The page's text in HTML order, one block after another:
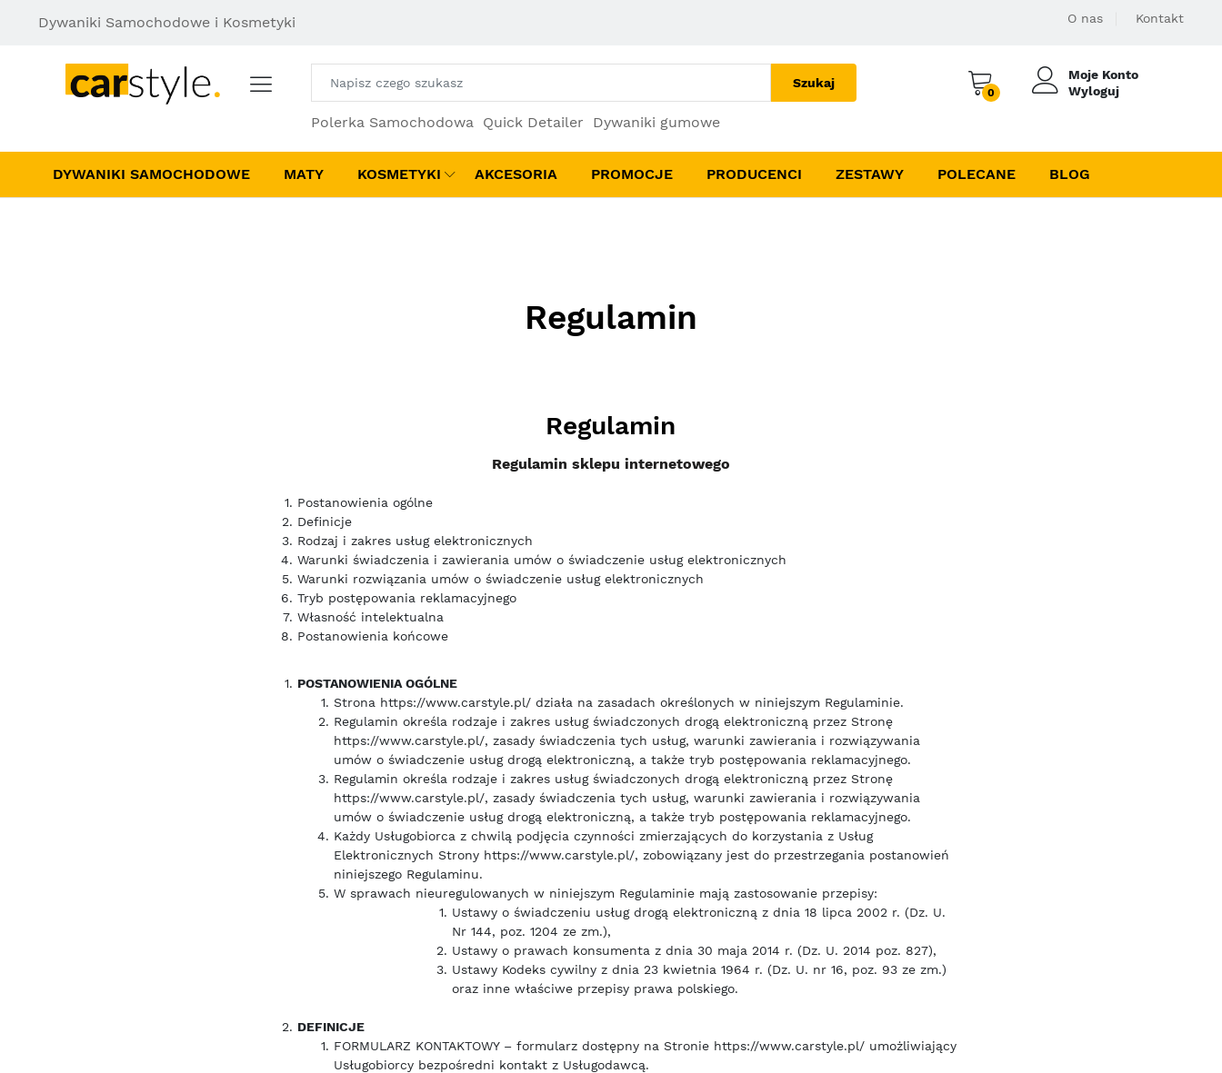
Dywaniki Samochodowe i Kosmetyki O nas Kontakt
Szukaj
Polerka Samochodowa Quick Detailer Dywaniki gumowe
0
Moje Konto
Wyloguj
DYWANIKI SAMOCHODOWE MATY KOSMETYKI AKCESORIA PROMOCJE PRODUCENCI ZESTAWY POLECANE BLOG
Regulamin
Regulamin
Regulamin sklepu internetowego
Postanowienia ogólne
Definicje
Rodzaj i zakres usług elektronicznych
Warunki świadczenia i zawierania umów o świadczenie usług elektronicznych
Warunki rozwiązania umów o świadczenie usług elektronicznych
Tryb postępowania reklamacyjnego
Własność intelektualna
Postanowienia końcowe
POSTANOWIENIA OGÓLNE
Strona https://www.carstyle.pl/ działa na zasadach określonych w niniejszym Regulaminie.
Regulamin określa rodzaje i zakres usług świadczonych drogą elektroniczną przez Stronę
https://www.carstyle.pl/, zasady świadczenia tych usług, warunki zawierania i rozwiązywania
umów o świadczenie usług drogą elektroniczną, a także tryb postępowania reklamacyjnego.
Regulamin określa rodzaje i zakres usług świadczonych drogą elektroniczną przez Stronę
https://www.carstyle.pl/, zasady świadczenia tych usług, warunki zawierania i rozwiązywania
umów o świadczenie usług drogą elektroniczną, a także tryb postępowania reklamacyjnego.
Każdy Usługobiorca z chwilą podjęcia czynności zmierzających do korzystania z Usług
Elektronicznych Strony https://www.carstyle.pl/, zobowiązany jest do przestrzegania postanowień
niniejszego Regulaminu.
W sprawach nieuregulowanych w niniejszym Regulaminie mają zastosowanie przepisy:
Ustawy o świadczeniu usług drogą elektroniczną z dnia 18 lipca 2002 r. (Dz. U.
Nr 144, poz. 1204 ze zm.),
Ustawy o prawach konsumenta z dnia 30 maja 2014 r. (Dz. U. 2014 poz. 827),
Ustawy Kodeks cywilny z dnia 23 kwietnia 1964 r. (Dz. U. nr 16, poz. 93 ze zm.)
oraz inne właściwe przepisy prawa polskiego.
DEFINICJE
FORMULARZ KONTAKTOWY – formularz dostępny na Stronie https://www.carstyle.pl/ umożliwiający
Usługobiorcy bezpośredni kontakt z Usługodawcą.